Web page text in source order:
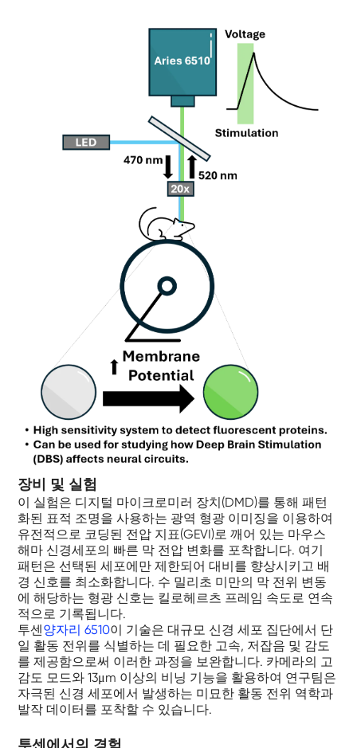
장비 및 실험
이 실험은 디지털 마이크로미러 장치(DMD)를 통해 패턴
화된 표적 조명을 사용하는 광역 형광 이미징을 이용하여
유전적으로 코딩된 전압 지표(GEVI)로 깨어 있는 마우스
해마 신경세포의 빠른 막 전압 변화를 포착합니다. 여기
패턴은 선택된 세포에만 제한되어 대비를 향상시키고 배
경 신호를 최소화합니다. 수 밀리초 미만의 막 전위 변동
에 해당하는 형광 신호는 킬로헤르츠 프레임 속도로 연속
적으로 기록됩니다.
투센양자리 6510이 기술은 대규모 신경 세포 집단에서 단
일 활동 전위를 식별하는 데 필요한 고속, 저잡음 및 감도
를 제공함으로써 이러한 과정을 보완합니다. 카메라의 고
감도 모드와 13μm 이상의 비닝 기능을 활용하여 연구팀은
자극된 신경 세포에서 발생하는 미묘한 활동 전위 역학과
발작 데이터를 포착할 수 있습니다.
투센에서의 경험